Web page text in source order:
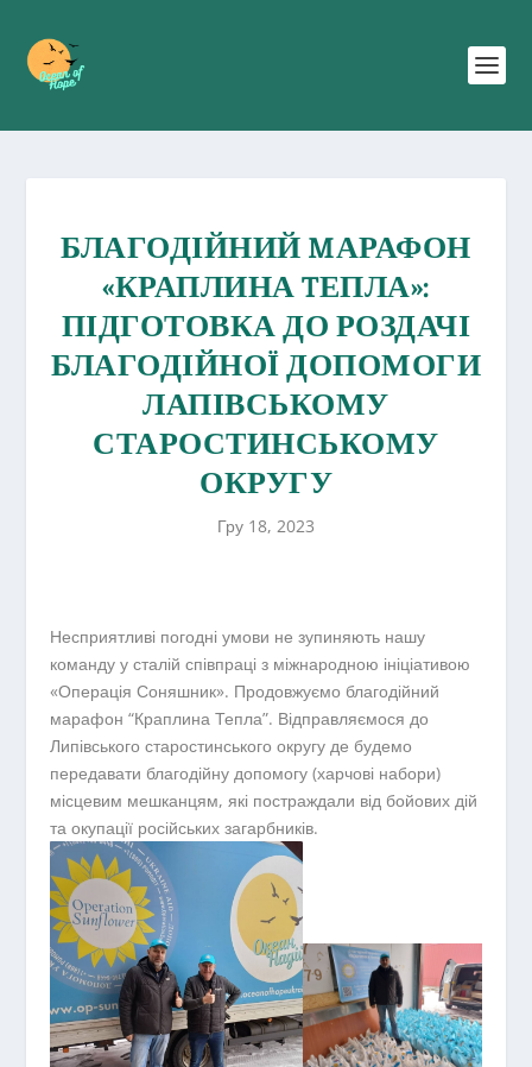
БЛАГОДІЙНИЙ MАРАФОН
«КРАПЛИНА TЕПЛА»:
ПІДГОТОВКА ДО РОЗДАЧІ
БЛАГОДІЙНОЇ ДОПОМОГИ
ЛАПІВСЬКОМУ
СТАРОСТИНСЬКОМУ
ОКРУГУ
Гру 18, 2023
Несприятливі погодні умови не зупиняють нашу
команду у сталій співпраці з міжнародною ініціативою
«Операція Соняшник». Продовжуємо благодійний
марафон “Краплина Тепла”. Відправляємося до
Липівського старостинського округу де будемо
передавати благодійну допомогу (харчові набори)
місцевим мешканцям, які постраждали від бойових дій
та окупації російських загарбників.